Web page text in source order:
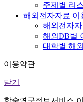
주제별 리
해외전자자료 이
해외전자
해외DB별
대학별 해
이용약관
닫기
학술연구정보서비스